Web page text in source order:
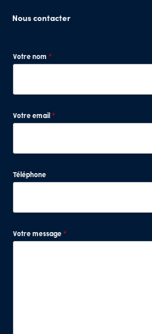
Nous contacter
Votre nom *
Votre email*
Téléphone
Votre message*